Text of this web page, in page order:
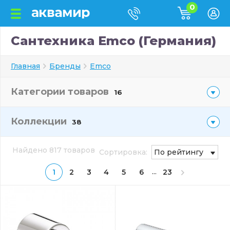
0
Сантехника Emco (Германия)
Главная Бренды Emco
Категории товаров 16
Коллекции 38
Найдено 817 товаров
1 2 3 4 5 6 ... 23
Сортировка: По рейтингу